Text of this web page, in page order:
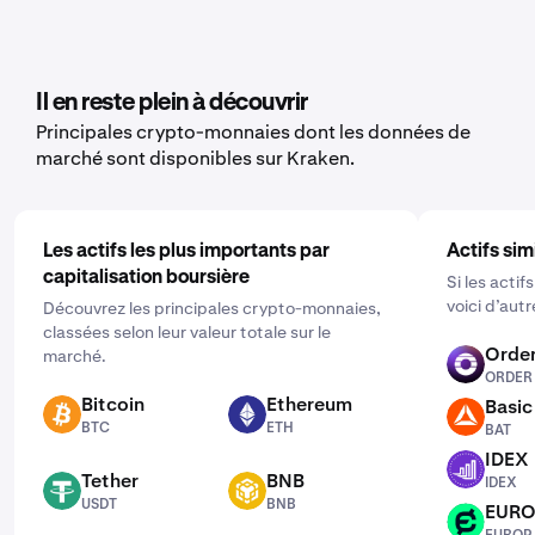
vous aimeriez acheter. Puis entrez le montant que vous
souhaitez acheter et sélectionnez la fréquence en
cliquant sur "Ponctuel" et en choisissant un calendrier
qui vous convient : quotidien, hebdomadaire ou mensuel.
Il en reste plein à découvrir
Principales crypto-monnaies dont les données de
marché sont disponibles sur Kraken.
Les actifs les plus importants par
capitalisation boursière
Découvrez les principales crypto-monnaies,
classées selon leur valeur totale sur le
marché.
BTC Bitcoin
BTC
ETH Ethereum
ETH
USDT Tether
USDT
BNB BNB
BNB
Actifs
Si les
voici
ORDER
ORDER
BAT
BAT
IDEX IDEX
IDEX
EUROP